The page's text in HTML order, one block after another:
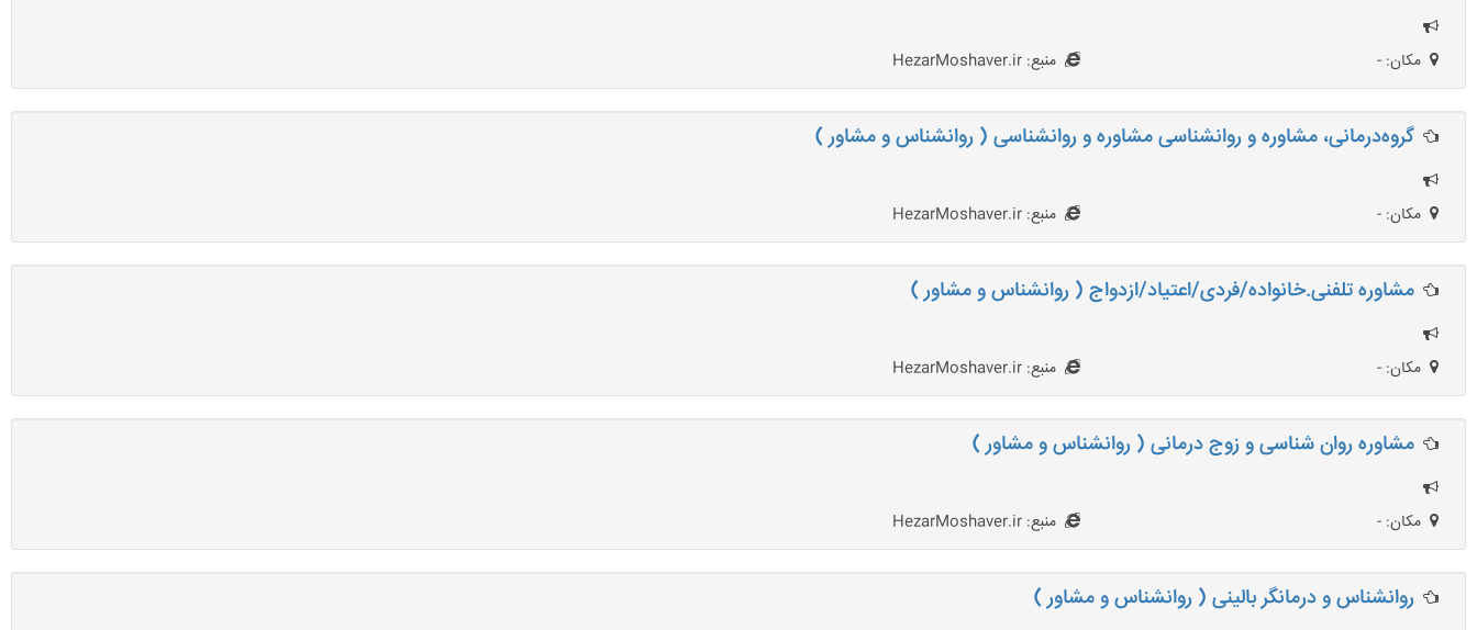
مکان: - منبع: HezarMoshaver.ir
گروه‌درمانی، مشاوره و روانشناسی مشاوره و روانشناسی ( روانشناس و مشاور )
مکان: - منبع: HezarMoshaver.ir
مشاوره تلفنی.خانواده/فردی/اعتیاد/ازدواج ( روانشناس و مشاور )
مکان: - منبع: HezarMoshaver.ir
مشاوره روان شناسی و زوج درمانی ( روانشناس و مشاور )
مکان: - منبع: HezarMoshaver.ir
روانشناس و درمانگر بالینی ( روانشناس و مشاور )